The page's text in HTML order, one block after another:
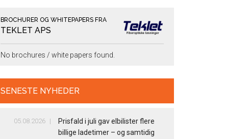
BROCHURER OG WHITEPAPERS FRA
TEKLET APS
No brochures / white papers found.
SENESTE NYHEDER
05.08.2026
Prisfald i juli gav elbilister flere
billige ladetimer – og samtidig